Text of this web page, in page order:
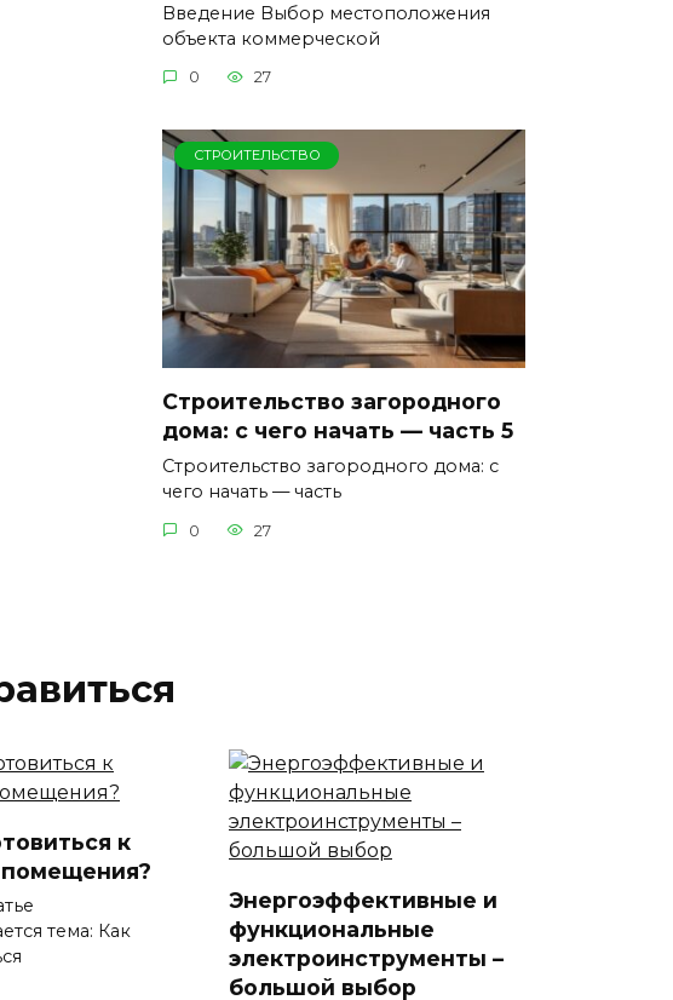
Введение Выбор местоположения
объекта коммерческой
0 27
СТРОИТЕЛЬСТВО
Строительство загородного
дома: с чего начать — часть 5
Строительство загородного дома: с
чего начать — часть
0 27
к
тема: Как
Энергоэффективные и
функциональные
электроинструменты –
большой выбор